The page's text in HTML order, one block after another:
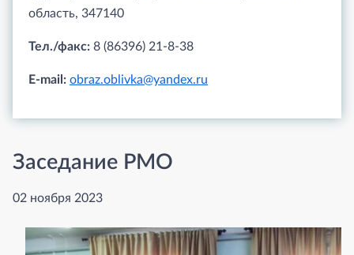
область, 347140
Тел./факс: 8 (86396) 21-8-38
E-mail: obraz.oblivka@yandex.ru
Заседание РМО
02 ноября 2023